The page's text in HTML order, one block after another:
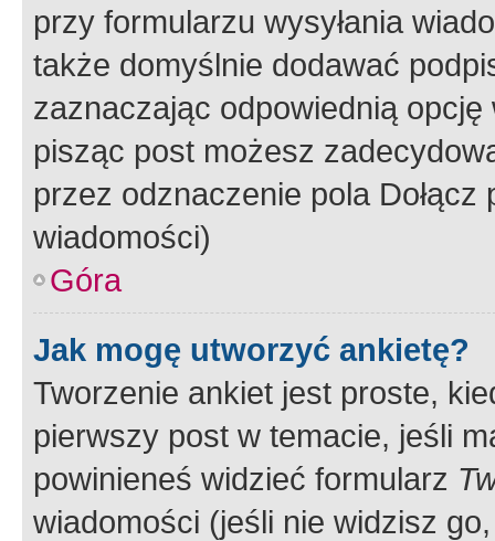
przy formularzu wysyłania
także domyślnie dodawać
zaznaczając odpowiednią
pisząc post możesz
przez odznaczenie pola
wiadomości)
Góra
Jak mogę utworzyć ankietę?
Tworzenie ankiet jest proste,
pierwszy post w temacie, jeśli
powinieneś widzieć formularz
wiadomości (jeśli nie widzisz